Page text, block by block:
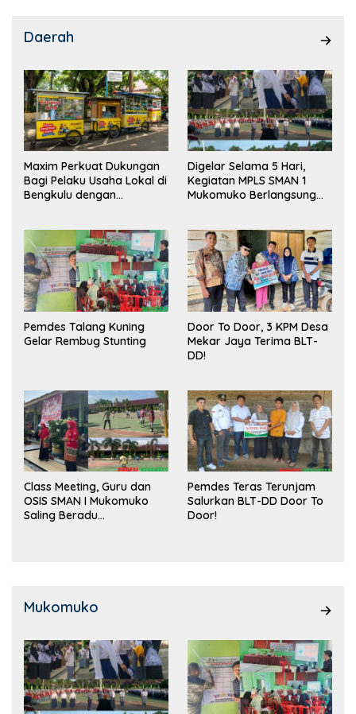
Daerah
Maxim Perkuat Dukungan
Bagi Pelaku Usaha Lokal di
Bengkulu dengan
Pasar
Digelar Selama 5 Hari,
Kegiatan MPLS SMAN 1
Mukomuko Berlangsung
Pemdes Talang Kuning
Gelar Rembug Stunting
Door To Door, 3 KPM Desa
Mekar Jaya Terima BLT-
DD!
Class Meeting, Guru dan
OSIS SMAN I Mukomuko
Saling Beradu
Pemdes Teras Terunjam
Salurkan BLT-DD Door To
Door!
Mukomuko